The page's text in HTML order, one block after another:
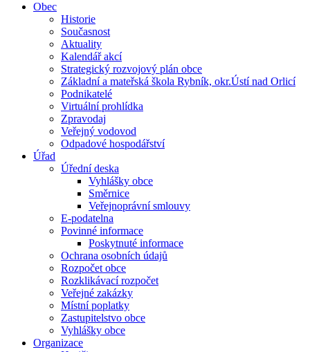
Obec
Historie
Současnost
Aktuality
Kalendář akcí
Strategický rozvojový plán obce
Základní a mateřská škola Rybník, okr.Ústí nad Orlicí
Podnikatelé
Virtuální prohlídka
Zpravodaj
Veřejný vodovod
Odpadové hospodářství
Úřad
Úřední deska
Vyhlášky obce
Směrnice
Veřejnoprávní smlouvy
E-podatelna
Povinné informace
Poskytnuté informace
Ochrana osobních údajů
Rozpočet obce
Rozklikávací rozpočet
Veřejné zakázky
Místní poplatky
Zastupitelstvo obce
Vyhlášky obce
Organizace